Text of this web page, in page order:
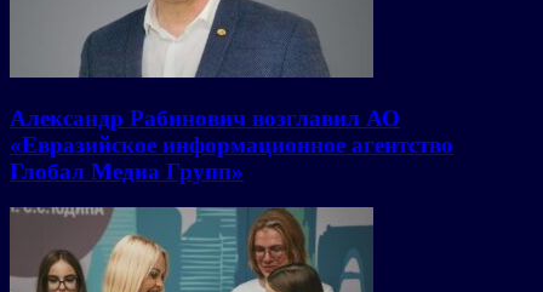
Александр Рабинович возглавил АО
«Евразийское информационное агентство
Глобал Медиа Групп»